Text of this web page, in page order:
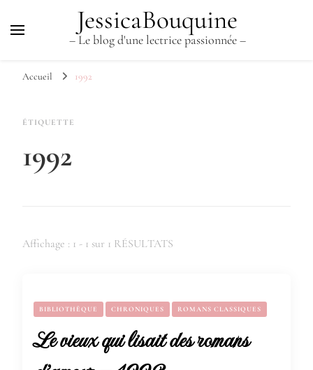
JessicaBouquine
– Le blog d'une lectrice passionnée –
Accueil 1992
ÉTIQUETTE
1992
Affichage : 1 - 1 sur 1 RÉSULTATS
BIBLIOTHÈQUE CHRONIQUES ROMANS CLASSIQUES
Le vieux qui lisait des romans